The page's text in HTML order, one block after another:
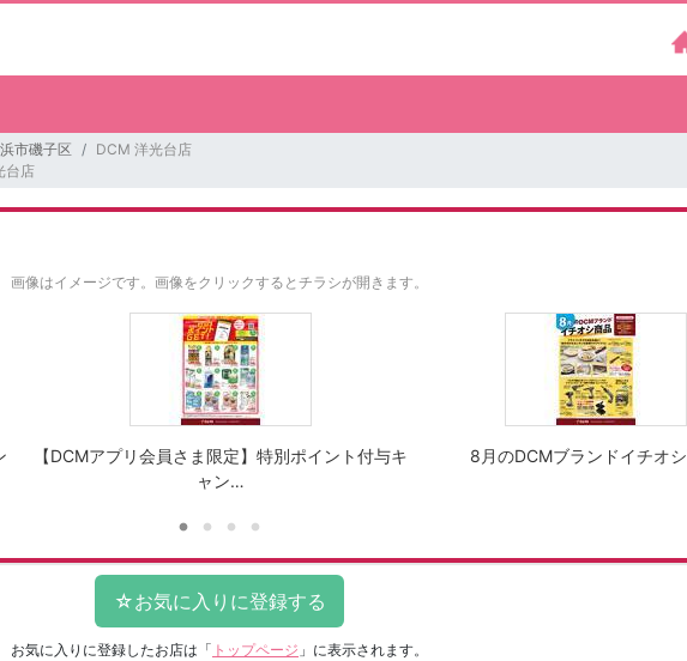
市磯子区
DCM 洋光台店
台店
画像はイメージです。 画像をクリックするとチラシが開きます。
【DCMアプリ会員さま限定】特別ポイント付与キ
ャン…
8月のDCMブランドイチオ
お気に入りに登録したお店は 「 トップページ 」に表示されます。